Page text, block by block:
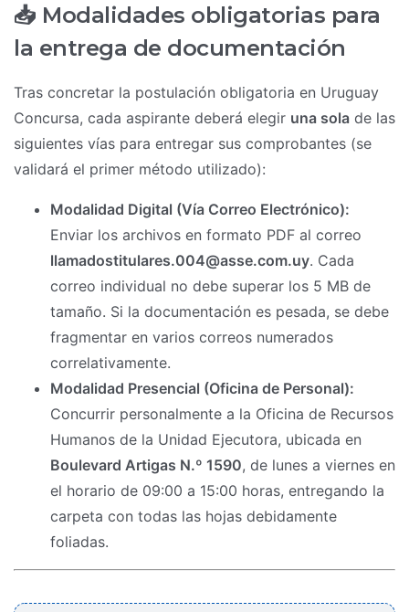
📥 Modalidades obligatorias para
la entrega de documentación
Tras concretar la postulación obligatoria en Uruguay
Concursa, cada aspirante deberá elegir una sola de las
siguientes vías para entregar sus comprobantes (se
validará el primer método utilizado):
Modalidad Digital (Vía Correo Electrónico):
Enviar los archivos en formato PDF al correo
llamadostitulares.004@asse.com.uy. Cada
correo individual no debe superar los 5 MB de
tamaño. Si la documentación es pesada, se debe
fragmentar en varios correos numerados
correlativamente.
Modalidad Presencial (Oficina de Personal):
Concurrir personalmente a la Oficina de Recursos
Humanos de la Unidad Ejecutora, ubicada en
Boulevard Artigas N.º 1590, de lunes a viernes en
el horario de 09:00 a 15:00 horas, entregando la
carpeta con todas las hojas debidamente
foliadas.